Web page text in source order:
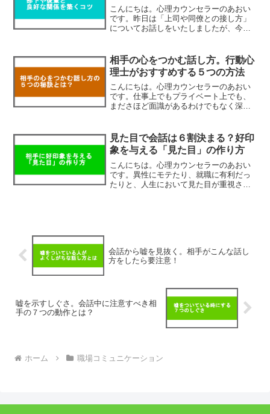
こんにちは。心理カウンセラーのあおい
です。昨日は「上司や同僚との接し方」
についてお話しをいたしましたが、今日
新卒で入社して数年経つと後輩社員の教
育係を任されたり、20代...
相手の心をつかむ話し方。行動心
理士がおすすめする５つの方法
こんにちは。心理カウンセラーのあおい
です。仕事上でもプライベート上でも、
まださほど面識があるわけでもなく深い
っと話をしたいな」などと会話をしてい
て好印象を感じる人ってい...
見た目で会話は６割決まる？好印
象を与える「見た目」の作り方
こんにちは。心理カウンセラーのあおい
です。異性にモテたり、就職に有利だっ
たりと、人生において見た目が重視され
会話から嘘を見抜く。相手がこんな話し
方をしたら要注意！
嘘を示すしぐさ。会話中に注意すべき相
手の７つの動作とは？
ホーム 職場コミュニケーション